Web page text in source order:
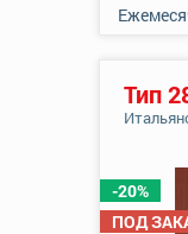
-20%
ПОД
Тип